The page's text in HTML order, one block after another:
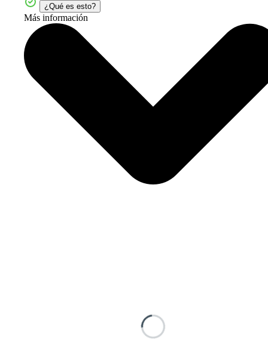
¿Qué es esto?
Más información